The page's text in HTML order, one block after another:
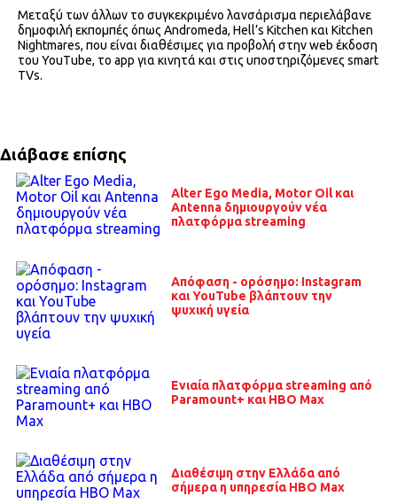
Μεταξύ των άλλων το συγκεκριμένο λανσάρισμα περιελάβανε
δημοφιλή εκπομπές όπως Andromeda, Hell’s Kitchen και Kitchen
Nightmares, που είναι διαθέσιμες για προβολή στην web έκδοση
του YouTube, το app για κινητά και στις υποστηριζόμενες smart
TVs.
Διάβασε επίσης
Alter Ego Media, Motor Oil και
Antenna δημιουργούν νέα
πλατφόρμα streaming
Απόφαση - ορόσημο: Instagram
και YouTube βλάπτουν την
ψυχική υγεία
Ενιαία πλατφόρμα streaming από
Paramount+ και HBO Max
Διαθέσιμη στην Ελλάδα από
σήμερα η υπηρεσία HBO Max